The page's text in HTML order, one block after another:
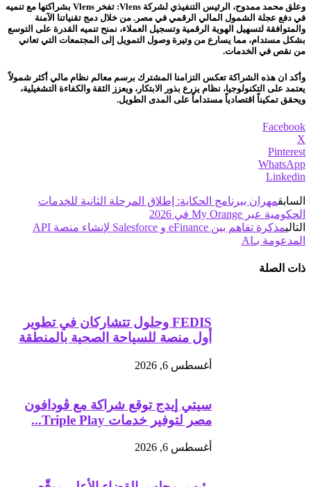
وعلق محمد ممدوح، الرئيس التنفيذي لشركة Vlens: تفخر Vlens بشراكتها مع تنميه
في دفع عجلة الشمول المالي الرقمي في مصر. من خلال دمج تقنياتنا الآمنة
والمتوافقة لتسهيل الهوية الرقمية وتسجيل العملاء، نمنح تنميه القدرة على التوسع
بشكل مستدام، مما يسارع من وتيرة وصول التمويل إلى المجتمعات التي تعاني
من نقص في الخدمات.
وأكد ان هذه الشراكة تعكس التزامنا المشترك برسم معالم نظام مالي أكثر شمولاً
يعتمد على التكنولوجيا، نظام يزرع بذور الابتكار، ويعزز الثقة والكفاءة التشغيلية،
ويحقق تمكيناً اقتصادياً مستداماً على المدى الطويل.
Facebook
X
Pinterest
WhatsApp
Linkedin
السابقمهران ببرنامج الحكاية: إطلاق المرحلة الثانية للخدمات
الحكومية عبر My Orange في 2026
التالي
مذكرة تفاهم بين eFinance و Salesforce لإنشاء منصة API
المدعومة بـAI
ذات الصلة
FEDIS وحلول تتشاركان في تطوير
أول منصة للسياحة الصحية بالمنطقة
أغسطس 6, 2026
سيتي إيدج توقع شراكة مع ڤودافون
مصر لتوفير خدمات Triple Play...
أغسطس 6, 2026